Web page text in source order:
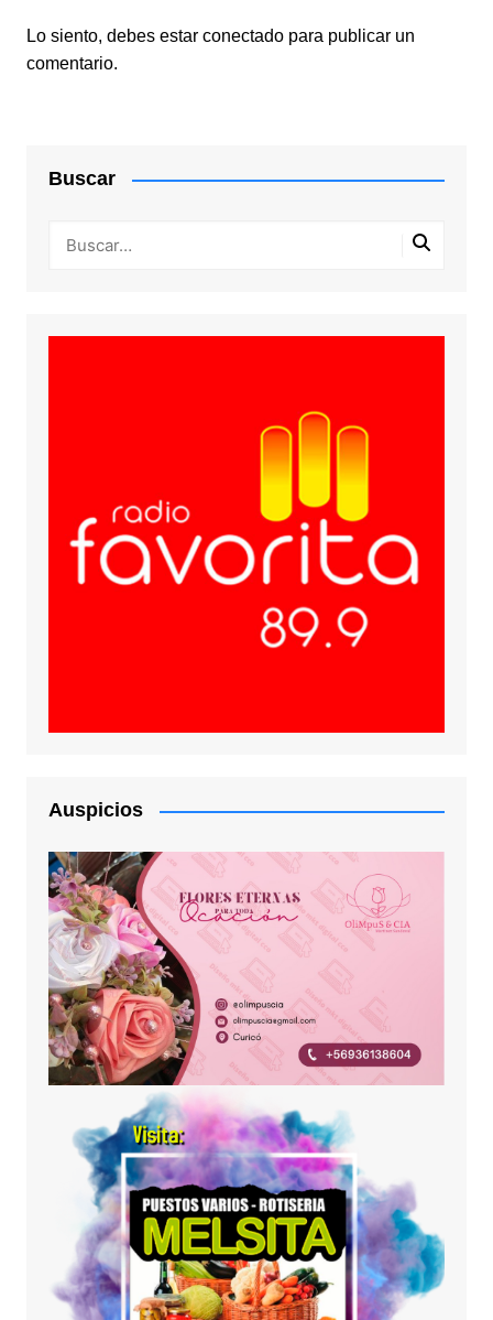
Lo siento, debes estar conectadopara publicar un
comentario.
Buscar
Auspicios